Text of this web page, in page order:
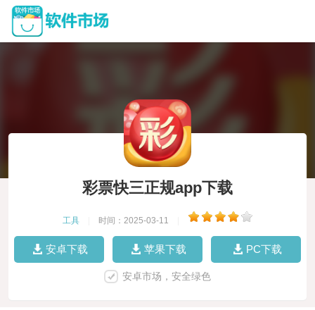
彩票快三正规app下载
工具 时间：2025-03-11
安卓下载 苹果下载 PC下载
安卓市场，安全绿色